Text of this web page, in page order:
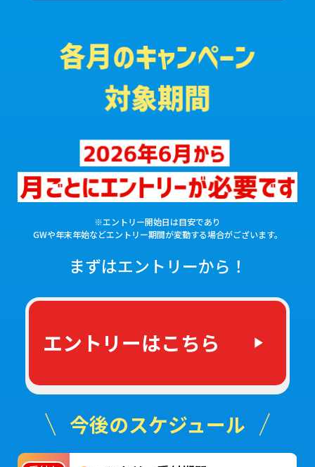
※エントリー開始日は目安であり
GWや年末年始などエントリー期間が変動する場合がございます。
まずはエントリーから！
エントリーはこちら
今後のスケジュール